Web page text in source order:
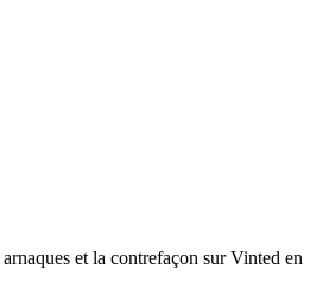
et la contrefaçon sur Vinted en